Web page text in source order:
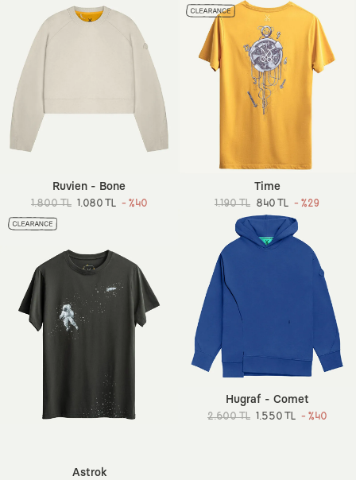
Ruvien - Bone
1.800 TL 1.080 TL - %40
Time
1.190 TL 840 TL - %29
Astrok
Hugraf - Comet
2.600 TL 1.550 TL - %40